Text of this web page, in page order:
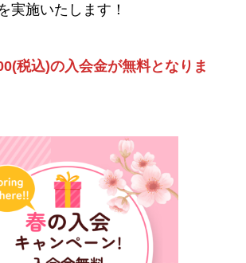
実施いたします！
税込)の入会金が無料となりま